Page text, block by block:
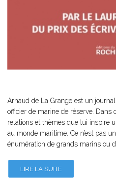
Arnaud de La Grange est un
officier de marine de réserve. Dans
relations et thèmes que lui inspire
au monde maritime. Ce n’est pas
énumération de grands marins ou
LIRE LA SUITE